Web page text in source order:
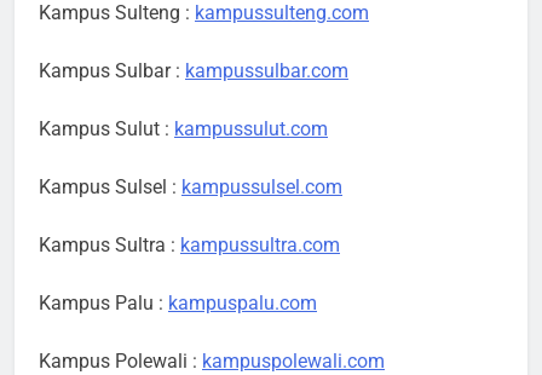
Kampus Sulteng : kampussulteng.com
Kampus Sulbar : kampussulbar.com
Kampus Sulut : kampussulut.com
Kampus Sulsel : kampussulsel.com
Kampus Sultra : kampussultra.com
Kampus Palu : kampuspalu.com
Kampus Polewali : kampuspolewali.com